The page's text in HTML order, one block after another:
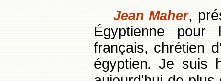
Jean Maher,
Égyptienne pour
français, chrétien
égyptien. Je suis